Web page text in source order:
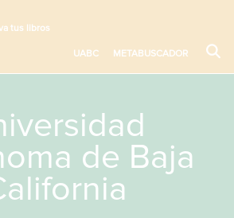
tus libros
UABC METABUSCADOR
de Baja